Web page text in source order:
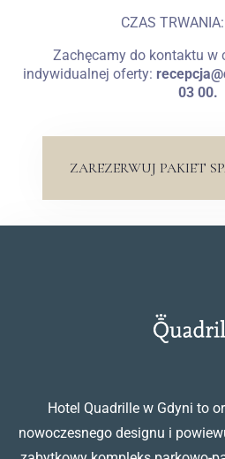
CZAS
Zachęcamy do kontaktu w
indywidualnej oferty:
03 00.
ZAREZERWUJ PAKIET
Hotel Quadrille w Gdyni to
nowoczesnego designu i